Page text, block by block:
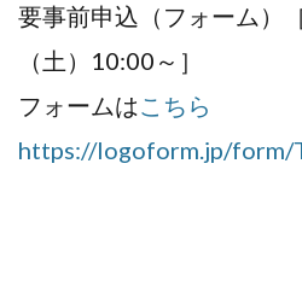
要事前申込（フォーム）
（土）10:00～］
フォームはこちら
https://logoform.jp/form/